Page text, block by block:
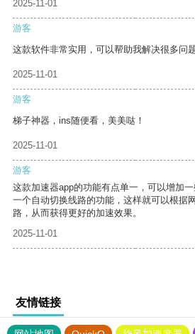
2025-11-01
游客
这款软件非常实用，可以帮助我解决很多问题
2025-11-01
游客
梯子神器，ins随便看，美美哒！
2025-11-01
游客
这款加速器app的功能有点单一，可以增加
一个自动切换线路的功能，这样就可以根据
路，从而获得更好的加速效果。
2025-11-01
友情链接